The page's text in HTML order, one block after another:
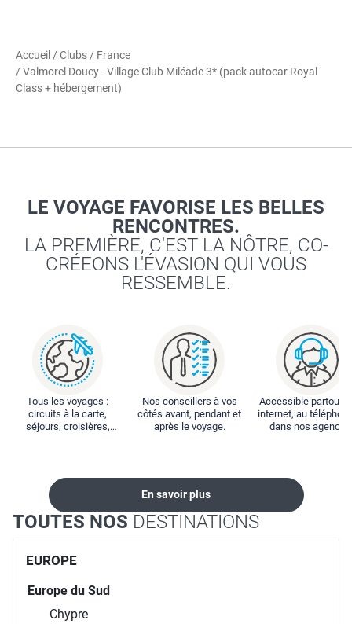
Accueil /Clubs / France
/ Valmorel Doucy - Village Club Miléade 3* (pack autocar Royal
Class + hébergement)
LE VOYAGE FAVORISE LES BELLES
RENCONTRES.
LA PREMIÈRE, C'EST LA NÔTRE, CO-
CRÉEONS L'ÉVASION QUI VOUS
RESSEMBLE.
Tous les voyages :
circuits à la carte,
séjours, croisières,
Nos conseillers à vos
côtés avant, pendant et
après le voyage.
Accessible partout :
internet, au
dans nos
En savoir plus
TOUTES NOS DESTINATIONS
EUROPE
Europe du Sud
Chypre